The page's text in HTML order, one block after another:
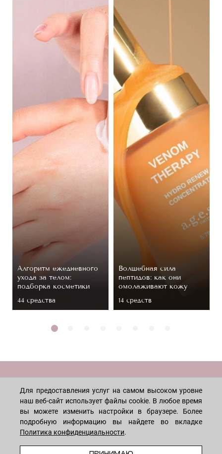
ПРЕДЗАКАЗ
Алгоритм ежедневного
ухода за телом:
подборка косметики
44 средствa
Волшебная сила
пептидов: как они
омолаживают кожу
14 средств
Лицо
Мужчинам
Тело
ПОКУПАТЕЛЯМ
Для предоставления услуг на самом высоком уровне
наш веб-сайт использует файлы cookie. В любое время
вы можете изменить настройки в браузере. Более
подробную информацию вы найдете во вкладке
Политика конфиденциальности.